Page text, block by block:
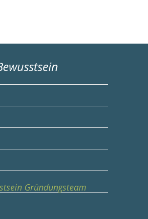
Gründungsteam